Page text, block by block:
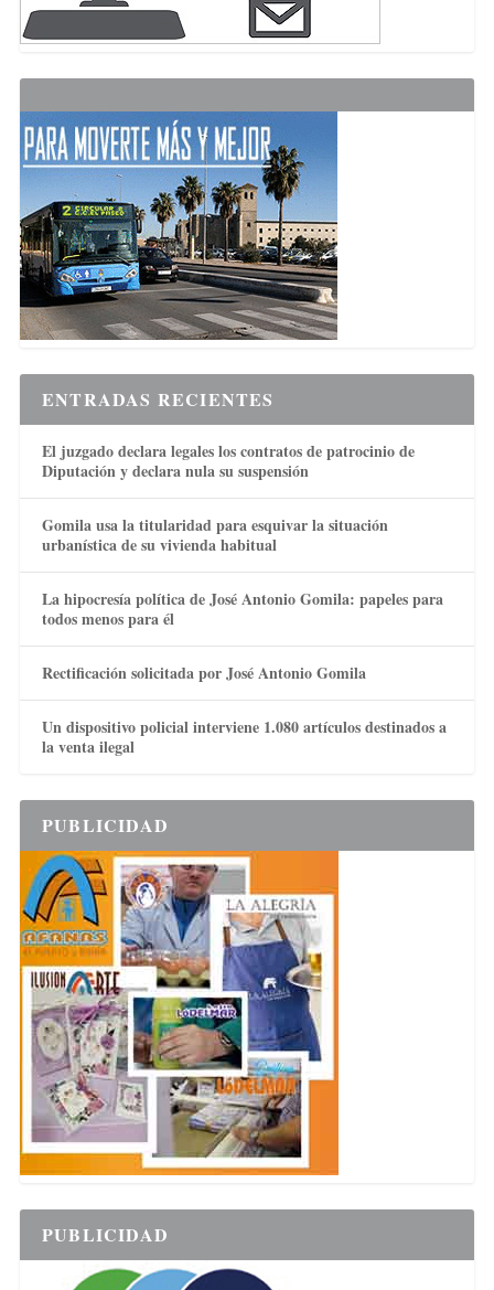
ENTRADAS RECIENTES
El juzgado declara legales los contratos de patrocinio de
Diputación y declara nula su suspensión
Gomila usa la titularidad para esquivar la situación
urbanística de su vivienda habitual
La hipocresía política de José Antonio Gomila: papeles para
todos menos para él
Rectificación solicitada por José Antonio Gomila
Un dispositivo policial interviene 1.080 artículos destinados a
la venta ilegal
PUBLICIDAD
PUBLICIDAD